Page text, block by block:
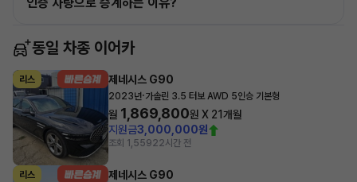
동일 차종 이어카
리스 제네시스 G90
2023년·가솔린 3.5 터보 AWD 5인승 기본형
월 1,869,800원 X 21개월
지원금3,000,000원
조회 1,55922시간 전
리스 제네시스 G90